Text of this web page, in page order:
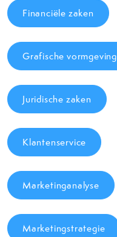
Financiële zaken
Grafische vormgeving
Juridische zaken
Klantenservice
Marketinganalyse
Marketingstrategie